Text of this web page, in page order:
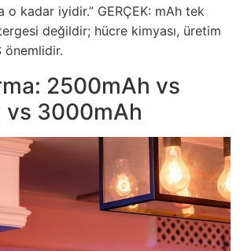
o kadar iyidir.” GERÇEK: mAh tek
değildir; hücre kimyası, üretim
önemlidir.
2500mAh vs
vs 3000mAh